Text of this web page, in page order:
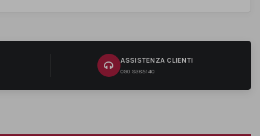
ASSISTENZA CLIENTI
090 9385140